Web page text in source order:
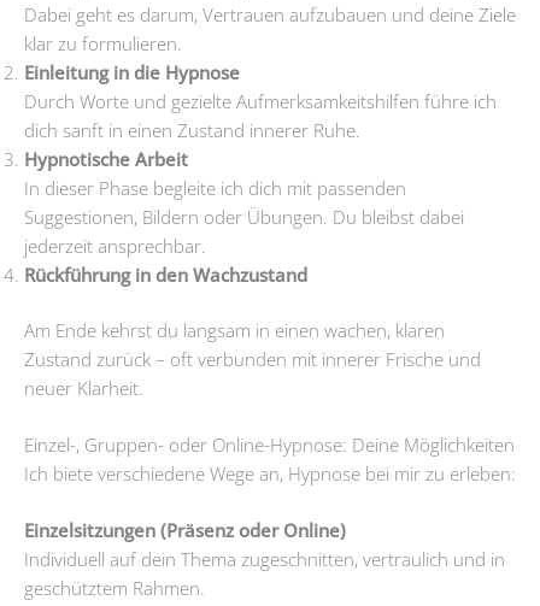
Dabei geht es darum, Vertrauen aufzubauen und deine Ziele
klar zu formulieren.
Einleitung in die Hypnose
Durch Worte und gezielte Aufmerksamkeitshilfen führe ich
dich sanft in einen Zustand innerer Ruhe.
Hypnotische Arbeit
In dieser Phase begleite ich dich mit passenden
Suggestionen, Bildern oder Übungen. Du bleibst dabei
jederzeit ansprechbar.
Rückführung in den Wachzustand
Am Ende kehrst du langsam in einen wachen, klaren
Zustand zurück – oft verbunden mit innerer Frische und
neuer Klarheit.
Einzel-, Gruppen- oder Online-Hypnose: Deine Möglichkeiten
Ich biete verschiedene Wege an, Hypnose bei mir zu erleben:
Einzelsitzungen (Präsenz oder Online)
Individuell auf dein Thema zugeschnitten, vertraulich und in
geschütztem Rahmen.